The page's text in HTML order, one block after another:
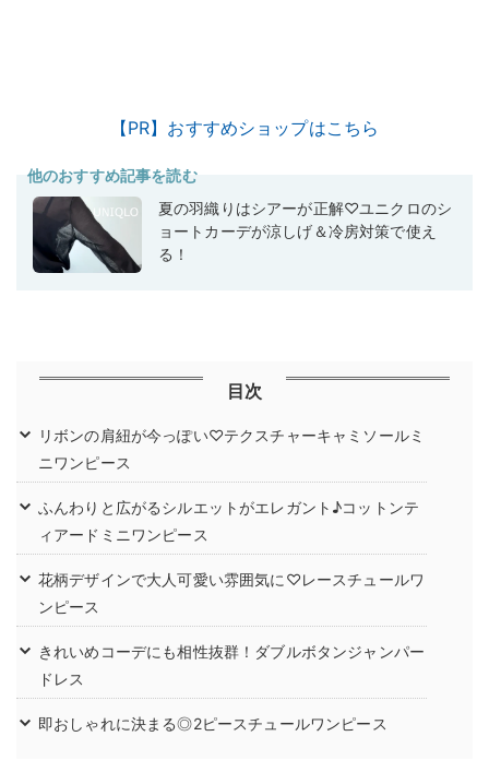
【PR】おすすめショップはこちら
他のおすすめ記事を読む
夏の羽織りはシアーが正解♡ユニクロのシ
ョートカーデが涼しげ＆冷房対策で使え
る！
目次
リボンの肩紐が今っぽい♡テクスチャーキャミソールミ
ニワンピース
ふんわりと広がるシルエットがエレガント♪コットンテ
ィアードミニワンピース
花柄デザインで大人可愛い雰囲気に♡レースチュールワ
ンピース
きれいめコーデにも相性抜群！ダブルボタンジャンパー
ドレス
即おしゃれに決まる◎2ピースチュールワンピース